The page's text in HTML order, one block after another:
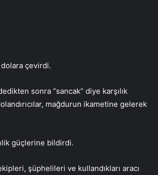
dolara çevirdi.
sonra “sancak” diye karşılık
mağdurun ikametine gelerek
güçlerine bildirdi.
şüphelileri ve kullandıkları aracı